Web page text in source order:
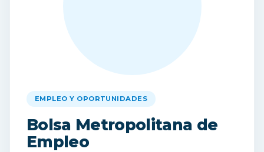
EMPLEO Y OPORTUNIDADES
Bolsa Metropolitana de
Empleo